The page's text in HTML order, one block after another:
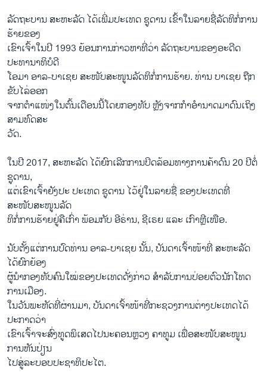
ລັດ​ຖະ​ບານ ສະ​ຫະ​ລັດ ໄດ້​ເພີ່ມ​ປະ​ເທດ ຊູ​ດານ​ ເຂົ້າ​ໃນ​ລາຍ​ຊື່​ລັດ​ທິກໍ່​ການ​
ຮ້າຍ​ຂອງ​
ເຂົາເຈົ້າໃນປີ 1993 ຍ້ອນການກ່າວຫາທີ່ວ່າ ລັດຖະບານຂອງອະດີດ
ປະທານາທິບໍດີ
ໂອມາ ອາລ-ບາເຊຍ ສະໜັບສະໜູນລັດທິກໍ່ການຮ້າຍ. ທ່ານ ບາເຊຍ ຖືກ
ຂັບໄລ່ອອກ
ຈາກຕຳແໜ່ງໃນຕົ້ນເດືອນນີ້ໂດຍກອງທັບ ຫຼັງຈາກກຳອຳນາດມາດົນເຖິງ
ສາມທົດສະ
ວັດ.
ໃນ​ປີ 2017, ສະ​ຫະ​ລັດ ໄດ້​ຍົກ​ເລີກ​ການ​ປິດ​ລ້ອມ​ທາງ​ການ​ຄ້າ​ດົນ 20 ປີຕໍ່
ຊູ​ດານ,
ແຕ່ເຂົາເຈົ້າຍັງປະ ປະເທດ ຊູດານ ໄວ້ຢູ່ໃນລາຍຊື່ ຂອງປະເທດທີ່
ສະໜັບສະໜູນລັດ
ທິກໍ່ການຮ້າຍຢູ່ຄືເກົ່າ ພ້ອມກັບ ອີຣ່ານ, ຊີເຣຍ ແລະ ເກົາຫຼີເໜືອ.
ນັບ​ຕັ້ງ​ແຕ່​ການ​ປົດ​ທ່ານ ອາ​ລ-ບາ​ເຊຍ ນັ້ນ, ບັ​ນ​ດາ​ເຈົ້າ​ໜ້າ​ທີ່ ສະ​ຫະ​ລັດ
ໄດ້​ຍົກ​ຍ້ອງ​
ຜູ້ນຳກອງທັບຄົນໃໝ່ຂອງປະເທດດັ່ງກ່າວ ສຳລັບການປ່ອຍຕົວນັກໂທດ
ການເມືອງ.
ໃນວັນພະຫັດທີ່ຜ່ານມາ, ບັນດາເຈົ້າໜ້າທີ່ກະຊວງການຕ່າງປະເທດໄດ້
ປະກາດວ່າ
ເຂົາເຈົ້າຈະສົ່ງທູດພິເສດໄປນະຄອນຫຼວງ ຄາທູມ ເພື່ອສະໜັບສະໜູນ
ການຫັນປ່ຽນ
ໄປສູ່ລະບອບປະຊາທິປະໄຕ.